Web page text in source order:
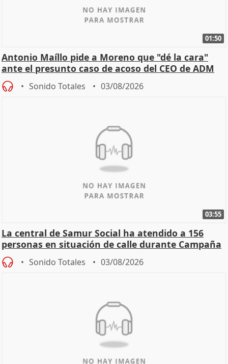
01:50
Antonio Maíllo pide a Moreno que "dé la cara"
ante el presunto caso de acoso del CEO de ADM
Sonido Totales 03/08/2026
03:55
La central de Samur Social ha atendido a 156
personas en situación de calle durante Campaña
de Calor
Sonido Totales 03/08/2026